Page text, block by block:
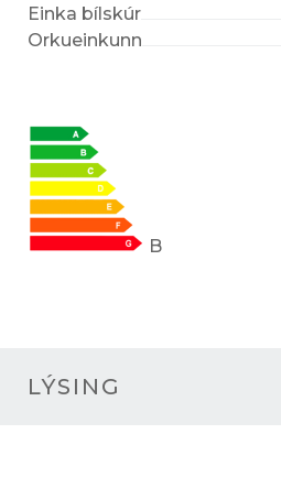
Einka bílskúr
Orkueinkunn
B
LÝSING